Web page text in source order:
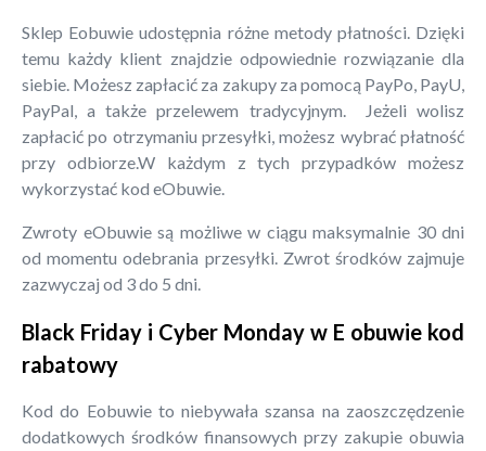
Sklep Eobuwie udostępnia różne metody płatności. Dzięki
temu każdy klient znajdzie odpowiednie rozwiązanie dla
siebie. Możesz zapłacić za zakupy za pomocą PayPo, PayU,
PayPal, a także przelewem tradycyjnym. Jeżeli wolisz
zapłacić po otrzymaniu przesyłki, możesz wybrać płatność
przy odbiorze.W każdym z tych przypadków możesz
wykorzystać kod eObuwie.
Zwroty eObuwie są możliwe w ciągu maksymalnie 30 dni
od momentu odebrania przesyłki. Zwrot środków zajmuje
zazwyczaj od 3 do 5 dni.
Black Friday i Cyber Monday w E obuwie kod
rabatowy
Kod do Eobuwie to niebywała szansa na zaoszczędzenie
dodatkowych środków finansowych przy zakupie obuwia